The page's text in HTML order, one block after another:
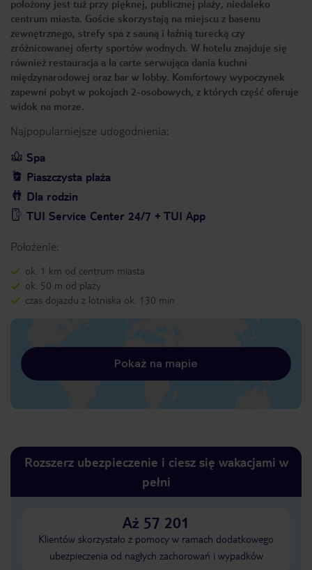
położony jest tuż przy pięknej, publicznej plaży, niedaleko
centrum miasta. Goście skorzystają na miejscu z basenu
zewnętrznego, strefy spa z sauną i łaźnią turecką czy
zróżnicowanej oferty sportów wodnych. W hotelu znajduje się
również restauracja a la carte serwująca dania kuchni
międzynarodowej oraz bar w lobby. Komfortowy wypoczynek
zapewni pobyt w pokojach 2-osobowych, z których część oferuje
widok na morze.
Najpopularniejsze udogodnienia:
Spa
Piaszczysta plaża
Dla rodzin
TUI Service Center 24/7 + TUI App
Położenie:
ok. 1 km od centrum miasta
ok. 50 m od plaży
czas dojazdu z lotniska ok. 130 min
Pokaż na mapie
Rozszerz ubezpieczenie i ciesz się wakacjami w
pełni
Aż 57 201
Klientów skorzystało z pomocy w ramach dodatkowego
ubezpieczenia od nagłych zachorowań i wypadków